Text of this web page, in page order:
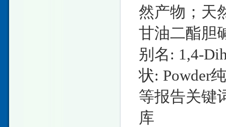
然产物；天
甘油二酯胆
别名: 1,4-
状: Powder
等报告关键
库